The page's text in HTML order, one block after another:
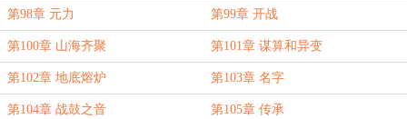
第98章 元力 第99章 开战
第100章 山海齐聚 第101章 谋算和异变
第102章 地底熔炉 第103章 名字
第104章 战鼓之音 第105章 传承